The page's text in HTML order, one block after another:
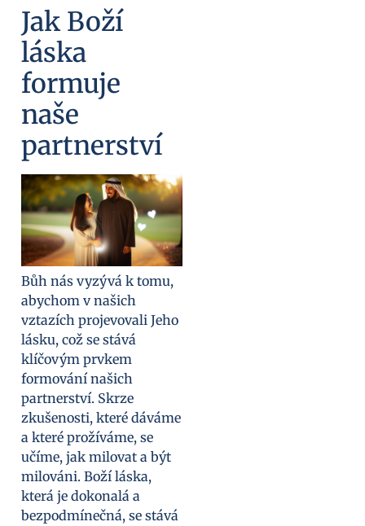
Jak Boží
láska
formuje
naše
partnerství
Bůh nás vyzývá k tomu,
abychom v našich
vztazích projevovali Jeho
lásku, což se stává
klíčovým prvkem
formování našich
partnerství. Skrze
zkušenosti, které dáváme
a které prožíváme, se
učíme, jak milovat a být
milováni. Boží láska,
která je dokonalá a
bezpodmínečná, se stává